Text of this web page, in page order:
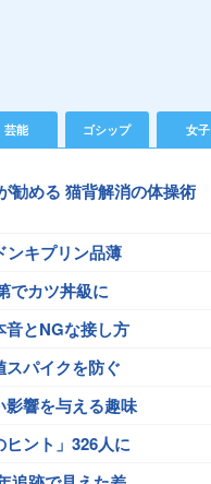
芸能 ゴシップ 女子
勧める 猫背解消の体操術
ンキプリン品薄
でカツ丼級に
音とNGな接し方
スパイクを防ぐ
影響を与える趣味
ヒント」326人に